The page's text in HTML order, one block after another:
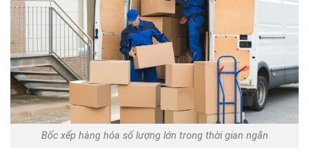
Bốc xếp hàng hóa số lượng lớn trong thời gian ngắn